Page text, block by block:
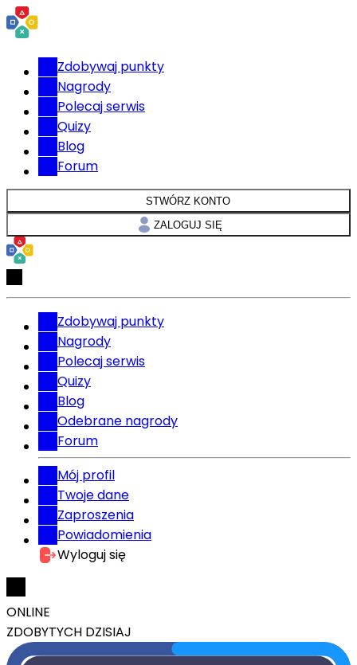
Zdobywaj punkty
Nagrody
Polecaj serwis
Quizy
Blog
Forum
STWÓRZ KONTO
ZALOGUJ SIĘ
Zdobywaj punkty
Nagrody
Polecaj serwis
Quizy
Blog
Odebrane nagrody
Forum
Mój profil
Twoje dane
Zaproszenia
Powiadomienia
Wyloguj się
ONLINE
ZDOBYTYCH DZISIAJ